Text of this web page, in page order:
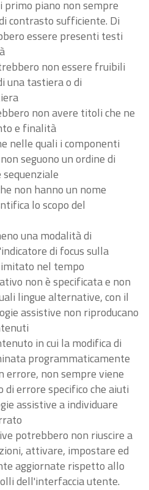
primo piano non sempre
contrasto sufficiente. Di
essere presenti testi
non essere fruibili
una tastiera o di
non avere titoli che ne
e finalità
nelle quali i componenti
seguono un ordine di
sequenziale
non hanno un nome
lo scopo del
una modalità di
di focus sulla
nel tempo
non è specificata e non
lingue alternative, con il
assistive non riproducano
in cui la modifica di
programmaticamente
errore, non sempre viene
errore specifico che aiuti
assistive a individuare
potrebbero non riuscire a
attivare, impostare ed
aggiornate rispetto allo
dell'interfaccia utente.